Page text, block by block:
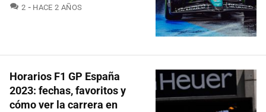
2 COMENTARIOS
HACE 2 AÑOS
Horarios F1 GP España
2023: fechas, favoritos y
cómo ver la carrera en